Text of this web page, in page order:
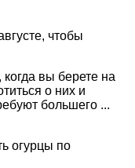
чтобы
вы берете на
о них и
большего ...
огурцы по